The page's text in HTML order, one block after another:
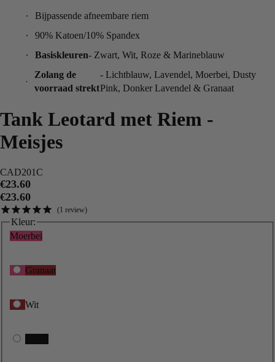
Bijpassende afneembare riem
90% Katoen/10% Spandex
Basiskleuren- Zwart, Wit, Roze & Marineblauw
Zolang de
voorraad strekt
- Lichtblauw, Lavendel, Moerbei, Dusty
Pink, Donker Lavendel & Granaat
Tank Leotard met Riem -
Meisjes
CAD201C
€23.60
€23.60
1 review
Kleur:
Moerbei
Granaat
Wit